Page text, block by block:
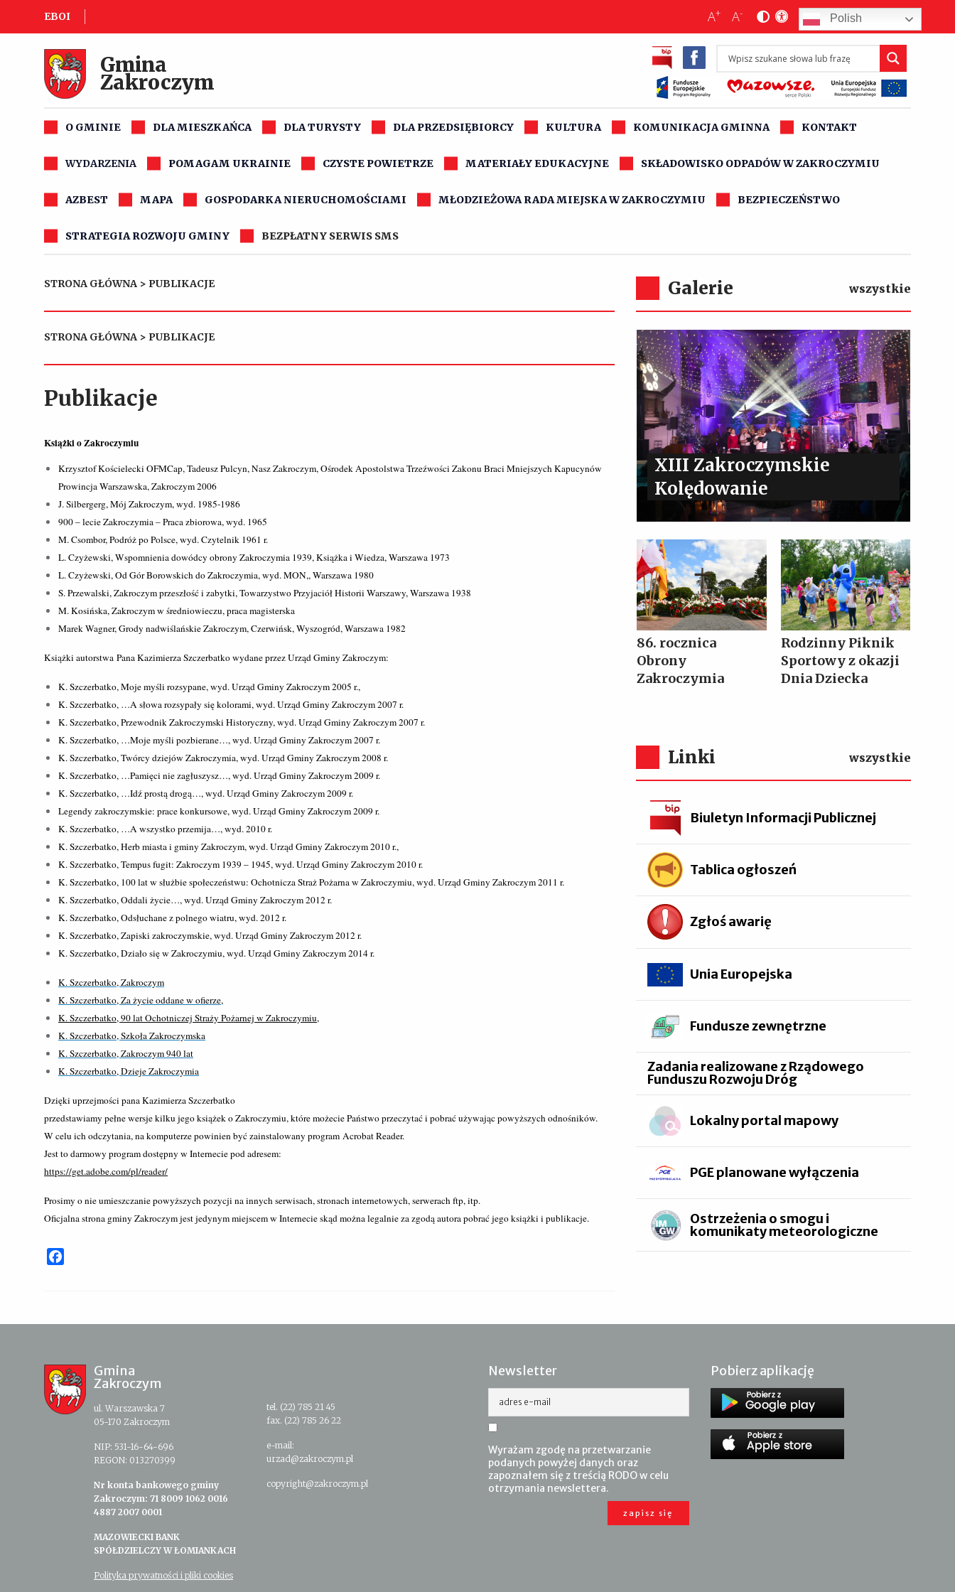
EBOI A+ A- Polish
Gmina
Zakroczym
O GMINIE DLA MIESZKAŃCA DLA TURYSTY DLA PRZEDSIĘBIORCY KULTURA KOMUNIKACJA GMINNA KONTAKT
WYDARZENIA POMAGAM UKRAINIE CZYSTE POWIETRZE MATERIAŁY EDUKACYJNE SKŁADOWISKO ODPADÓW W ZAKROCZYMIU
AZBEST MAPA GOSPODARKA NIERUCHOMOŚCIAMI MŁODZIEŻOWA RADA MIEJSKA W ZAKROCZYMIU BEZPIECZEŃSTWO
STRATEGIA ROZWOJU GMINY BEZPŁATNY SERWIS SMS
STRONA GŁÓWNA > PUBLIKACJE
STRONA GŁÓWNA > PUBLIKACJE
Publikacje
Książki o Zakroczymiu
Krzysztof Kościelecki OFMCap, Tadeusz Pulcyn, Nasz Zakroczym, Ośrodek Apostolstwa Trzeźwości Zakonu Braci Mniejszych Kapucynów
Prowincja Warszawska, Zakroczym 2006
J. Silbergerg, Mój Zakroczym, wyd. 1985-1986
900 – lecie Zakroczymia – Praca zbiorowa, wyd. 1965
M. Csombor, Podróż po Polsce, wyd. Czytelnik 1961 r.
L. Czyżewski, Wspomnienia dowódcy obrony Zakroczymia 1939, Książka i Wiedza, Warszawa 1973
L. Czyżewski, Od Gór Borowskich do Zakroczymia, wyd. MON,, Warszawa 1980
S. Przewalski, Zakroczym przeszłość i zabytki, Towarzystwo Przyjaciół Historii Warszawy, Warszawa 1938
M. Kosińska, Zakroczym w średniowieczu, praca magisterska
Marek Wagner, Grody nadwiślańskie Zakroczym, Czerwińsk, Wyszogród, Warszawa 1982
Książki autorstwa Pana Kazimierza Szczerbatko wydane przez Urząd Gminy Zakroczym:
K. Szczerbatko, Moje myśli rozsypane, wyd. Urząd Gminy Zakroczym 2005 r.,
K. Szczerbatko, …A słowa rozsypały się kolorami, wyd. Urząd Gminy Zakroczym 2007 r.
K. Szczerbatko, Przewodnik Zakroczymski Historyczny, wyd. Urząd Gminy Zakroczym 2007 r.
K. Szczerbatko, …Moje myśli pozbierane…, wyd. Urząd Gminy Zakroczym 2007 r.
K. Szczerbatko, Twórcy dziejów Zakroczymia, wyd. Urząd Gminy Zakroczym 2008 r.
K. Szczerbatko, …Pamięci nie zagłuszysz…, wyd. Urząd Gminy Zakroczym 2009 r.
K. Szczerbatko, …Idź prostą drogą…, wyd. Urząd Gminy Zakroczym 2009 r.
Legendy zakroczymskie: prace konkursowe, wyd. Urząd Gminy Zakroczym 2009 r.
K. Szczerbatko, …A wszystko przemija…, wyd. 2010 r.
K. Szczerbatko, Herb miasta i gminy Zakroczym, wyd. Urząd Gminy Zakroczym 2010 r.,
K. Szczerbatko, Tempus fugit: Zakroczym 1939 – 1945, wyd. Urząd Gminy Zakroczym 2010 r.
K. Szczerbatko, 100 lat w służbie społeczeństwu: Ochotnicza Straż Pożarna w Zakroczymiu, wyd. Urząd Gminy Zakroczym 2011 r.
K. Szczerbatko, Oddali życie…, wyd. Urząd Gminy Zakroczym 2012 r.
K. Szczerbatko, Odsłuchane z polnego wiatru, wyd. 2012 r.
K. Szczerbatko, Zapiski zakroczymskie, wyd. Urząd Gminy Zakroczym 2012 r.
K. Szczerbatko, Działo się w Zakroczymiu, wyd. Urząd Gminy Zakroczym 2014 r.
K. Szczerbatko, Zakroczym
K. Szczerbatko, Za życie oddane w ofierze,
K. Szczerbatko, 90 lat Ochotniczej Straży Pożarnej w Zakroczymiu,
K. Szczerbatko, Szkoła Zakroczymska
K. Szczerbatko, Zakroczym 940 lat
K. Szczerbatko, Dzieje Zakroczymia
Dzięki uprzejmości pana Kazimierza Szczerbatko
przedstawiamy pełne wersje kilku jego książek o Zakroczymiu, które możecie Państwo przeczytać i pobrać używając powyższych odnośników.
W celu ich odczytania, na komputerze powinien być zainstalowany program Acrobat Reader.
Jest to darmowy program dostępny w Internecie pod adresem:
https://get.adobe.com/pl/reader/
Prosimy o nie umieszczanie powyższych pozycji na innych serwisach, stronach internetowych, serwerach ftp, itp.
Oficjalna strona gminy Zakroczym jest jedynym miejscem w Internecie skąd można legalnie za zgodą autora pobrać jego książki i publikacje.
Galerie wszystkie
XIII Zakroczymskie
Kolędowanie
86. rocznica
Obrony
Zakroczymia
Rodzinny Piknik
Sportowy z okazji
Dnia Dziecka
Linki wszystkie
Biuletyn Informacji Publicznej
Tablica ogłoszeń
Zgłoś awarię
Unia Europejska
Fundusze zewnętrzne
Zadania realizowane z Rządowego
Funduszu Rozwoju Dróg
Lokalny portal mapowy
PGE planowane wyłączenia
Ostrzeżenia o smogu i
komunikaty meteorologiczne
Gmina
Zakroczym
ul. Warszawska 7
05-170 Zakroczym
NIP: 531-16-64-696
REGON: 013270399
Nr konta bankowego gminy
Zakroczym: 71 8009 1062 0016
4887 2007 0001
MAZOWIECKI BANK
SPÓŁDZIELCZY W ŁOMIANKACH
Polityka prywatności i pliki cookies
tel. (22) 785 21 45
fax. (22) 785 26 22
e-mail:
urzad@zakroczym.pl
copyright@zakroczym.pl
Newsletter
adres e-mail
Wyrażam zgodę na przetwarzanie
podanych powyżej danych oraz
zapoznałem się z treścią RODO w celu
otrzymania newslettera.
Pobierz aplikację